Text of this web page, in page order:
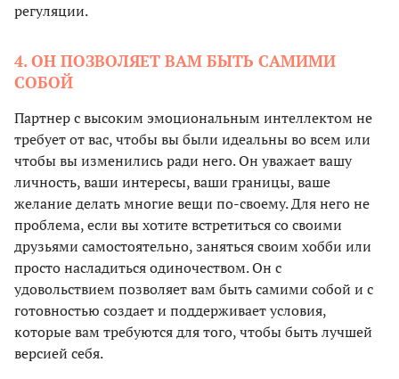
регуляции.
4. ОН ПОЗВОЛЯЕТ ВАМ БЫТЬ САМИМИ
СОБОЙ
Партнер с высоким эмоциональным интеллектом не
требует от вас, чтобы вы были идеальны во всем или
чтобы вы изменились ради него. Он уважает вашу
личность, ваши интересы, ваши границы, ваше
желание делать многие вещи по-своему. Для него не
проблема, если вы хотите встретиться со своими
друзьями самостоятельно, заняться своим хобби или
просто насладиться одиночеством. Он с
удовольствием позволяет вам быть самими собой и с
готовностью создает и поддерживает условия,
которые вам требуются для того, чтобы быть лучшей
версией себя.